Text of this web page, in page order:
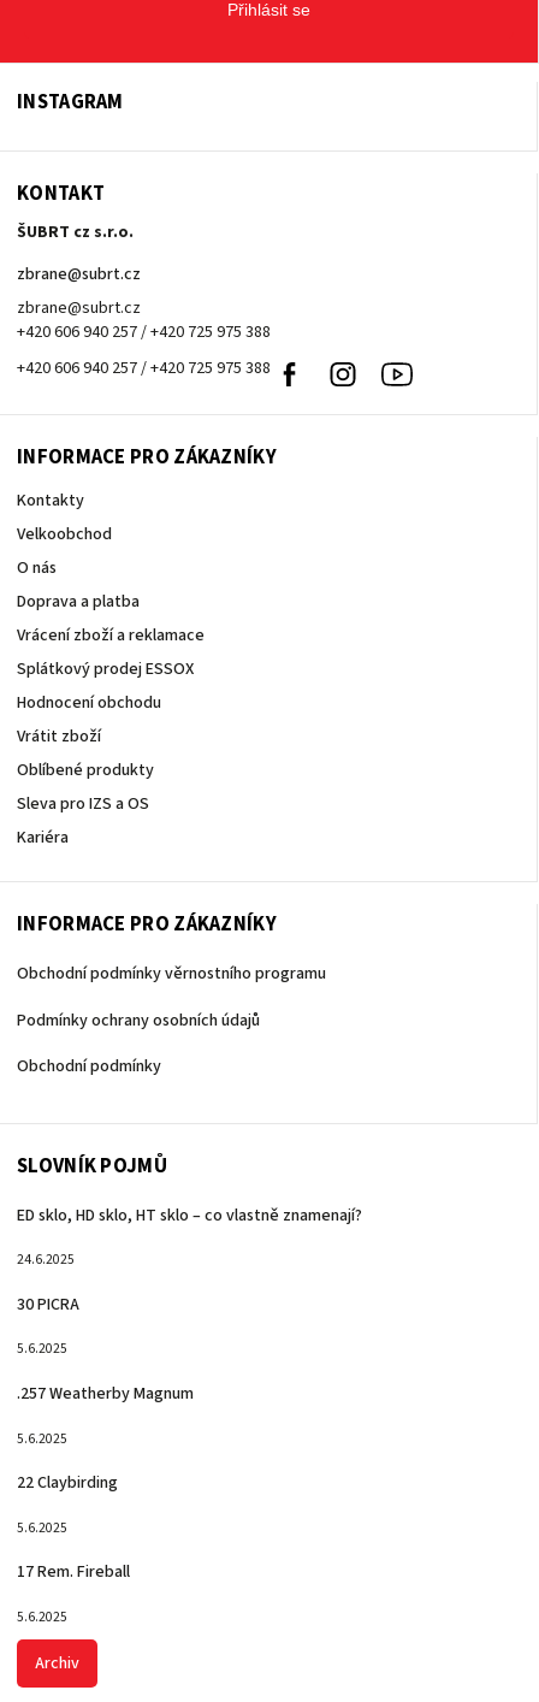
Přihlásit se
INSTAGRAM
KONTAKT
ŠUBRT cz s.r.o.
zbrane@subrt.cz
zbrane@subrt.cz
+420 606 940 257 / +420 725 975 388
+420 606 940 257 / +420 725 975 388
Facebook Instagram
INFORMACE PRO ZÁKAZNÍKY
Kontakty
Velkoobchod
O nás
Doprava a platba
Vrácení zboží a reklamace
Splátkový prodej ESSOX
Hodnocení obchodu
Vrátit zboží
Oblíbené produkty
Sleva pro IZS a OS
Kariéra
INFORMACE PRO ZÁKAZNÍKY
Obchodní podmínky věrnostního programu
Podmínky ochrany osobních údajů
Obchodní podmínky
SLOVNÍK POJMŮ
ED sklo, HD sklo, HT sklo – co vlastně znamenají?
24.6.2025
30 PICRA
5.6.2025
.257 Weatherby Magnum
5.6.2025
22 Claybirding
5.6.2025
17 Rem. Fireball
5.6.2025
Archiv